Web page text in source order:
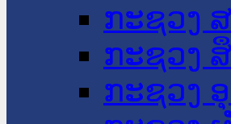
ກະຊວງ
ກະຊວງ
ກະຊວງ